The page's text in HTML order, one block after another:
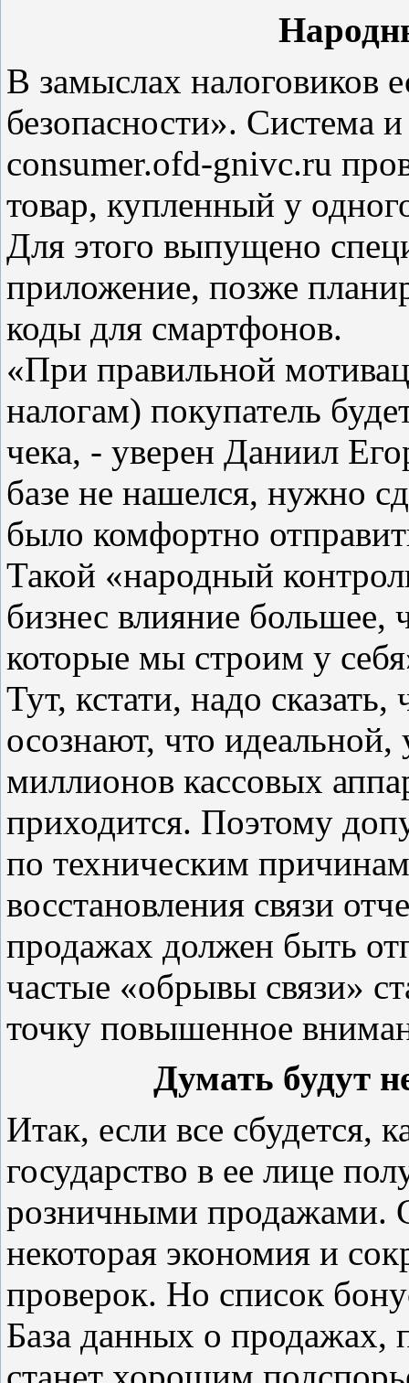
В замыслах налоговиков
безопасности». Система
consumer.ofd-gnivc.ru
товар, купленный у
Для этого выпущено
приложение, позже
коды для смартфонов.
«При правильной
налогам) покупатель
чека, - уверен Даниил
базе не нашелся, нужно
было комфортно
Такой «народный
бизнес влияние большее,
которые мы строим у
Тут, кстати, надо
осознают, что идеальной,
миллионов кассовых
приходится. Поэтому
по техническим
восстановления связи
продажах должен быть
частые «обрывы связи»
точку повышенное
Думать будут
Итак, если все сбудется,
государство в ее лице
розничными продажами.
некоторая экономия и
проверок. Но список
База данных о